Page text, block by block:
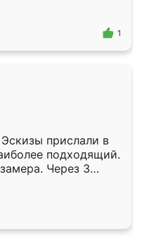
Приехавший
самый
1
прислали в
подходящий.
Через 3
Остались
Ренессанс
работу!